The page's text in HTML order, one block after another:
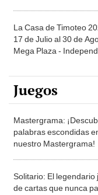
La Casa de Timoteo
17 de Julio al 30 de
Mega Plaza -
Juegos
Mastergrama:
palabras escondidas
nuestro Mastergrama!
Solitario: El legendario
de cartas que nunca